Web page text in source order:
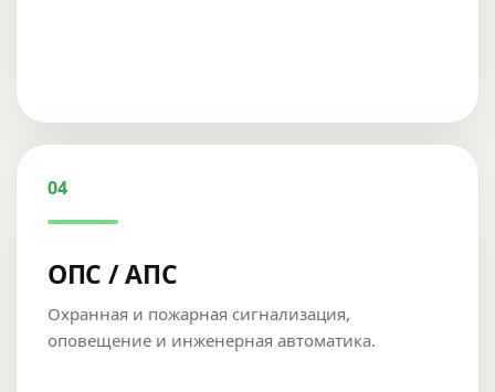
04
ОПС / АПС
Охранная и пожарная сигнализация,
оповещение и инженерная автоматика.